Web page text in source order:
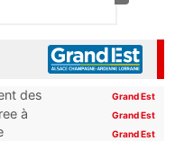
des
Grand Est
à
Grand Est
Grand Est